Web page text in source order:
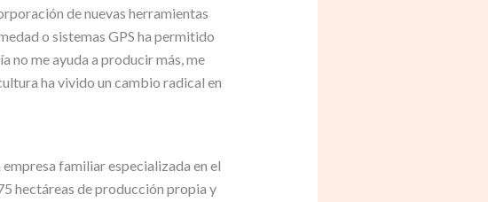
de nuevas herramientas
o sistemas GPS ha permitido
no me ayuda a producir más, me
ha vivido un cambio radical en
familiar especializada en el
hectáreas de producción propia y